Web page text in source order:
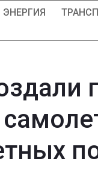
ЭНЕРГИЯ